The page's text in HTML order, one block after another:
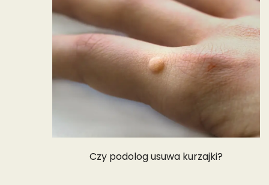
Czy podolog usuwa kurzajki?